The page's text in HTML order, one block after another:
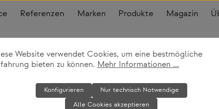
Referenzen Marken Produkte Magazin
Bank DC02
Website verwendet Cookies, um eine bestmögliche
bieten zu können. Mehr Informationen ...
Nur technisch Notwendige
Konfigurieren
Alle Cookies akzeptieren